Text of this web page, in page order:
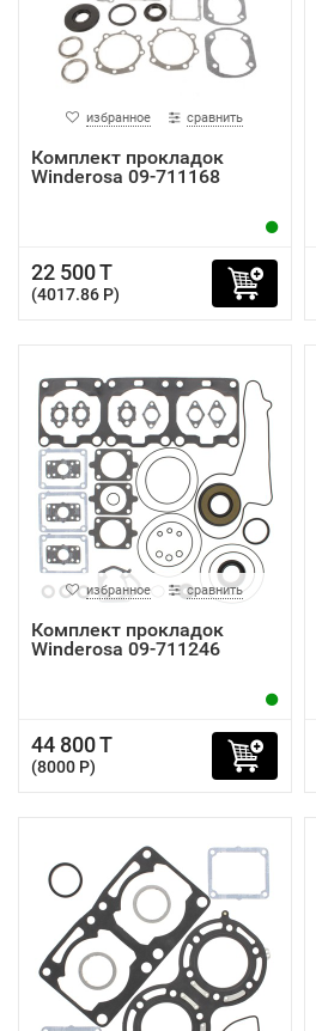
избранное сравнить
Комплект прокладок
Winderosa 09-711168
22 500 T
(4017.86 P)
избранное сравнить
Комплект прокладок
Winderosa 09-711246
44 800 T
(8000 P)